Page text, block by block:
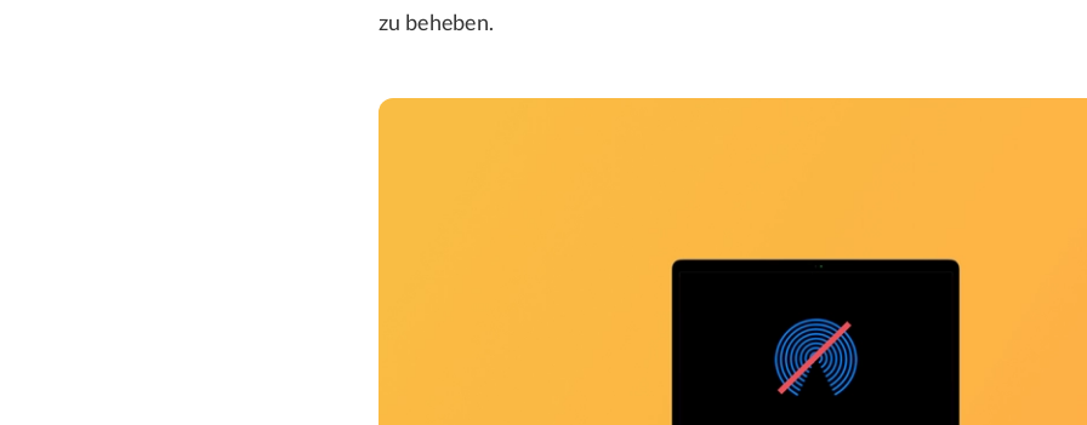
zu beheben.